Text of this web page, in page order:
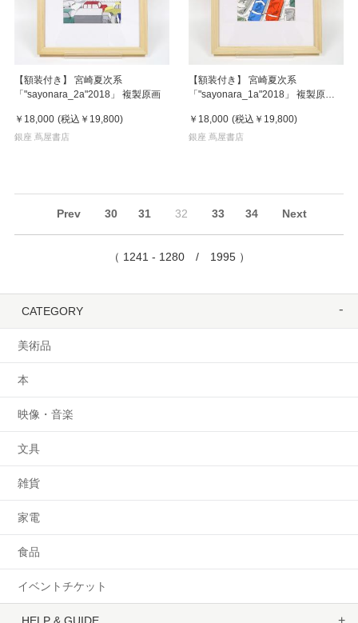
【額装付き】 宮崎夏次系
「"sayonara_2a"2018」 複製原画
￥18,000 (税込 ￥19,800)
銀座 蔦屋書店
【額装付き】 宮崎夏次系
「"sayonara_1a"2018」 複製原画
￥18,000 (税込 ￥19,800)
銀座 蔦屋書店
Prev 30 31 32 33 34 Next
（ 1241 - 1280 / 1995 ）
CATEGORY
美術品
本
映像・音楽
文具
雑貨
家電
食品
イベントチケット